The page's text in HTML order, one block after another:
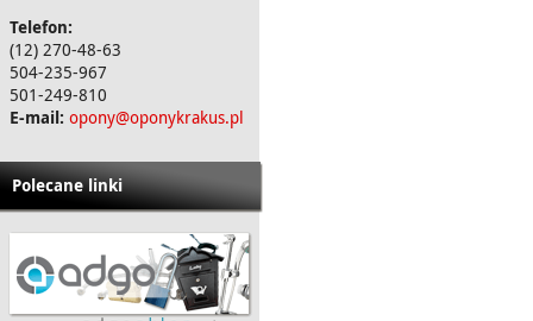
Telefon:
(12) 270-48-63
504-235-967
501-249-810
E-mail: opony@oponykrakus.pl
Polecane linki